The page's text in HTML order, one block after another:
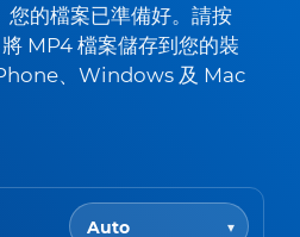
您的檔案已準備好。請按
將 MP4 檔案儲存到您的裝
、Windows 及 Mac